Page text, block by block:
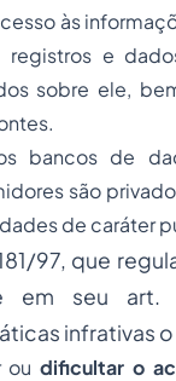
às
registros e
sobre ele,
bancos de
são
de caráter
97, que
em seu art.
infrativas
oudificultar o